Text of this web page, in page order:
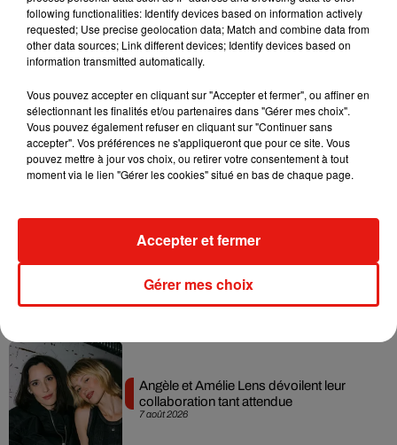
Musique
7 août 2026
Madonna sort enfin le remix de « Love
Sensation » avec Kylie Minogue
Tayc et Didi B dévoilent le single le plus
dansant de l’année
7 août 2026
Angèle et Amélie Lens dévoilent leur
collaboration tant attendue
following functionalities: Identify devices based on information actively
requested; Use precise geolocation data; Match and combine data from
other data sources; Link different devices; Identify devices based on
information transmitted automatically.
Vous pouvez accepter en cliquant sur "Accepter et fermer", ou affiner en
sélectionnant les finalités et/ou partenaires dans "Gérer mes choix".
Vous pouvez également refuser en cliquant sur "Continuer sans
accepter". Vos préférences ne s'appliqueront que pour ce site. Vous
pouvez mettre à jour vos choix, ou retirer votre consentement à tout
moment via le lien "Gérer les cookies" situé en bas de chaque page.
Gérer mes choix
Accepter et fermer